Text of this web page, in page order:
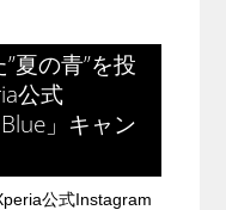
夏の青”を投
公式
」キャン
公式Instagram